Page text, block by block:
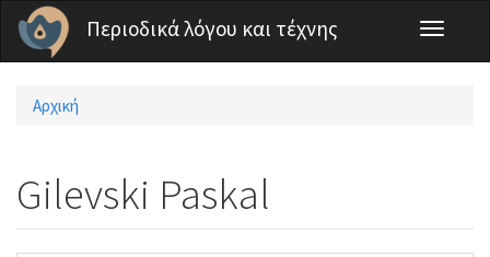
Παράκαμψη προς το κυρίως περιεχόμενο
Περιοδικά λόγου και τέχνης
Toggle
Είστε εδώ
Αρχική
Gilevski Paskal